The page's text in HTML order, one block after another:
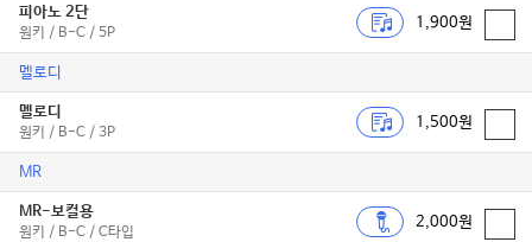
피아노 2단
원키 / B-C / 5P
1,900원
멜로디
멜로디
원키 / B-C / 3P
1,500원
MR
MR-보컬용
원키 / B-C / C타입
2,000원